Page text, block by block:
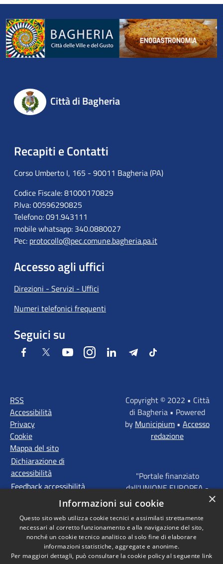
Città di Bagheria
Recapiti e Contatti
Corso Umberto I, 165 - 90011 Bagheria (PA)
Codice Fiscale: 81000170829
P.Iva: 00596290825
Telefono: 091.943111
mobile whatsapp: 340.0880027
Pec: protocollo@pec.comune.bagheria.pa.it
Accesso agli uffici
Direzioni - Servizi - Uffici
Numeri telefonici frequenti
Seguici su
Facebook Twitter YoutubeInstagramLinkedIn TelegramTiktok
RSS
Accessibilità
Privacy
Cookie
Mappa del sito
Dichiarazione di
accessibilità
Feedback accessibilità
Copyright © 2022 • Città
di Bagheria • Powered
by Municipium • Accesso
redazione
"Portale finanziato
dall'UNIONE EUROPEA -
FONDI STRUTTURALI
EUROPEI - Programma
Operativo FESR Sicilia
2014 - 2020 Agenda
Urbana ITI "Palermo -
×
Informazioni sui cookie
Questo sito web utilizza cookie tecnici e assimilati strettamente
necessari al corretto funzionamento e alla navigazione del sito,
nonché un cookie tecnico analitico al solo fine di elaborare
informazioni statistiche, aggregate e anonime.
Per maggiori dettagli, può consultare la cookie policy al seguente link